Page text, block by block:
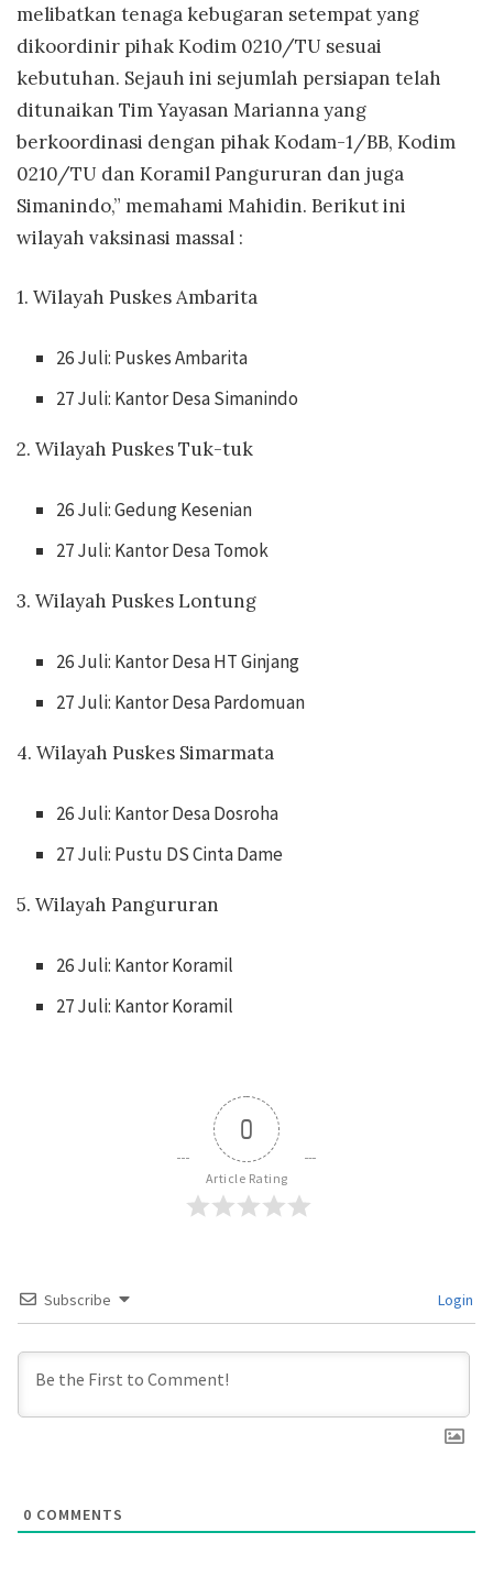
melibatkan tenaga kebugaran setempat yang
dikoordinir pihak Kodim 0210/TU sesuai
kebutuhan. Sejauh ini sejumlah persiapan telah
ditunaikan Tim Yayasan Marianna yang
berkoordinasi dengan pihak Kodam-1/BB, Kodim
0210/TU dan Koramil Pangururan dan juga
Simanindo,” memahami Mahidin. Berikut ini
wilayah vaksinasi massal :
1. Wilayah Puskes Ambarita
26 Juli: Puskes Ambarita
27 Juli: Kantor Desa Simanindo
2. Wilayah Puskes Tuk-tuk
26 Juli: Gedung Kesenian
27 Juli: Kantor Desa Tomok
3. Wilayah Puskes Lontung
26 Juli: Kantor Desa HT Ginjang
27 Juli: Kantor Desa Pardomuan
4. Wilayah Puskes Simarmata
26 Juli: Kantor Desa Dosroha
27 Juli: Pustu DS Cinta Dame
5. Wilayah Pangururan
26 Juli: Kantor Koramil
27 Juli: Kantor Koramil
0
Article Rating
Subscribe Login
0 COMMENTS